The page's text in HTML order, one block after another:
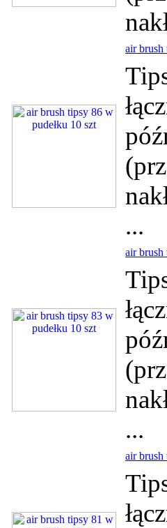
air brush
...
air brush
...
air brush